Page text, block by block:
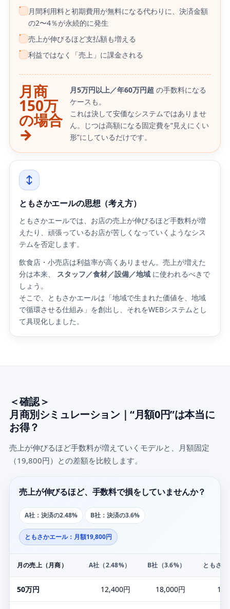
月間利用料と初期費用が無料になる代わりに、決済金額
の2〜4％が永続的に発生
売上が伸びるほど支払額も増える
利益ではなく「売上」に課金される
月商
150万
の場合
→
月5万円以上／年60万円超 の手数料になる
ケースも。
これは決して安価なシステムではありませ
ん。じつは高額になる固定費を“見えにくい
形”にしているだけです。
ともさかエールの思想（考え方）
ともさかエールでは、お店の売上が伸びるほど手数料が増
えたり、頑張っているお店が苦しくなっていくようなシス
テムを否定します。
飲食店・小売店は利益率が高くありません。売上が増えた
分は本来、 スタッフ／食材／設備／地域 に使われるべきで
しょう。
そこで、ともさかエールは「地域で生まれた価値を、地域
で循環させる仕組み」を創出し、それをWEBシステムとし
て具現化しました。
＜確認＞
月商別シミュレーション｜“月額0円”は本当に
お得？
売上が伸びるほど手数料が増えていくモデルと、月額固定
（19,800円）との差額を比較します。
売上が伸びるほど、手数料で損をしていませんか？
A社：決済の2.48% B社：決済の3.6%
ともさかエール：月額19,800円
月の売上（月商） A社（2.48%） B社（3.6%） ともさ
50万円 12,400円 18,000円